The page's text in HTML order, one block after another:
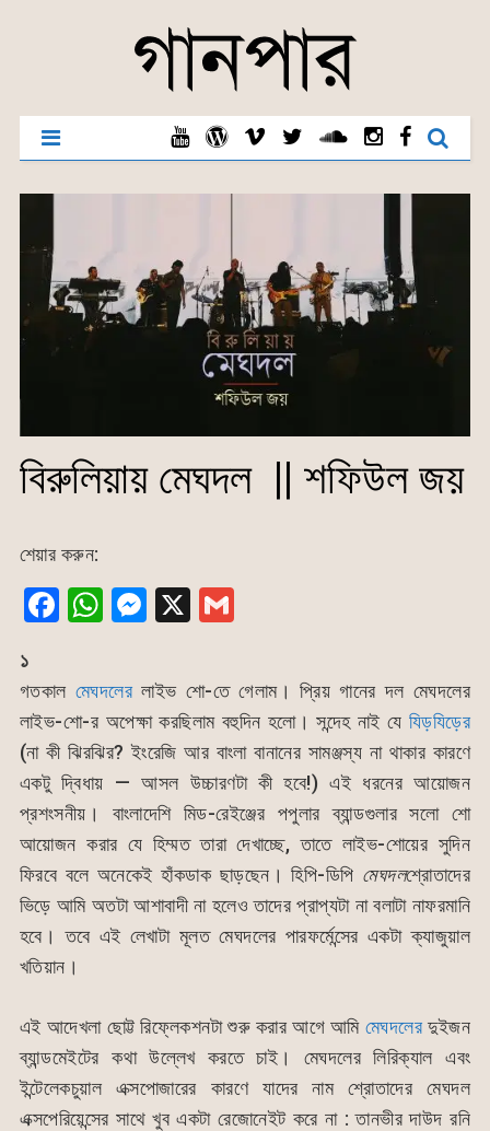
বিরুলিয়ায় মেঘদল || শফিউল জয়
শেয়ার করুন:
F
e
b
o
o
k
W
s
A
p
p
M
s
s
e
n
g
er
X G
ai
l
১
গতকাল মেঘদলের লাইভ শো-তে গেলাম। প্রিয় গানের দল মেঘদলের
লাইভ-শো-র অপেক্ষা করছিলাম বহুদিন হলো। সন্দেহ নাই যে যিড়যিড়ের
(না কী ঝিরঝির? ইংরেজি আর বাংলা বানানের সামঞ্জস্য না থাকার কারণে
একটু দ্বিধায় — আসল উচ্চারণটা কী হবে!) এই ধরনের আয়োজন
প্রশংসনীয়। বাংলাদেশি মিড-রেইঞ্জের পপুলার ব্যান্ডগুলার সলো শো
আয়োজন করার যে হিম্মত তারা দেখাচ্ছে, তাতে লাইভ-শোয়ের সুদিন
ফিরবে বলে অনেকেই হাঁকডাক ছাড়ছেন। হিপি-ডিপি মেঘদলশ্রোতাদের
ভিড়ে আমি অতটা আশাবাদী না হলেও তাদের প্রাপ্যটা না বলাটা নাফরমানি
হবে। তবে এই লেখাটা মূলত মেঘদলের পারফর্মেন্সের একটা ক্যাজুয়াল
খতিয়ান।
এই আদেখলা ছোট্ট রিফ্লেকশনটা শুরু করার আগে আমি মেঘদলের দুইজন
ব্যান্ডমেইটের কথা উল্লেখ করতে চাই। মেঘদলের লিরিক্যাল এবং
ইন্টেলেকচুয়াল এক্সপোজারের কারণে যাদের নাম শ্রোতাদের মেঘদল
এক্সপেরিয়েন্সের সাথে খুব একটা রেজোনেইট করে না : তানভীর দাউদ রনি